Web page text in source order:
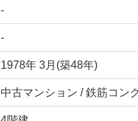
-
-
1978年 3月(築48年)
中古マンション / 鉄筋コン